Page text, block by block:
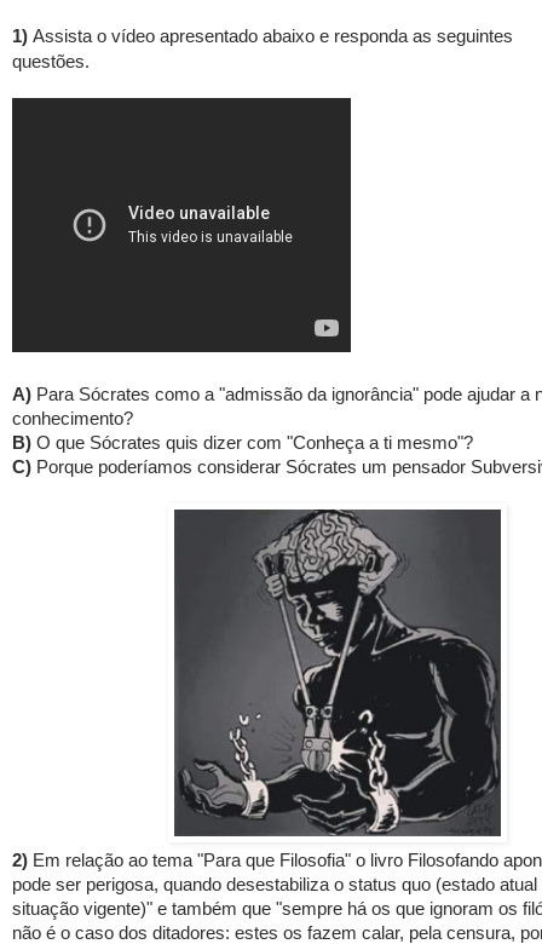
1) Assista o vídeo apresentado abaixo e responda as seguintes
questões.
A) Para Sócrates como a "admissão da ignorância" pode ajudar a
conhecimento?
B) O que Sócrates quis dizer com "Conheça a ti mesmo"?
C) Porque poderíamos considerar Sócrates um pensador
2) Em relação ao tema "Para que Filosofia" o livro Filosofando
pode ser perigosa, quando desestabiliza o status quo (estado
situação vigente)" e também que "sempre há os que ignoram os
não é o caso dos ditadores: estes os fazem calar, pela censura,